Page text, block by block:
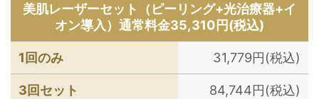
美肌レーザーセット（ピーリング+光治療器+イ
オン導入）通常料金35,310円(税込)
1回のみ 31,779円(税込)
3回セット 84,744円(税込)